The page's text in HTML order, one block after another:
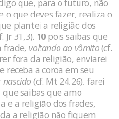
que, para o futuro, não
o que deves fazer, realiza o
plantei a religião dos
Jr 31,3). 10pois saibas que
frade, voltando ao vômito (cf.
fora da religião, enviarei
receba a coroa em seu
nascido(cf. Mt 24,26), farei
que saibas que amo
e a religião dos frades,
a religião não fiquem